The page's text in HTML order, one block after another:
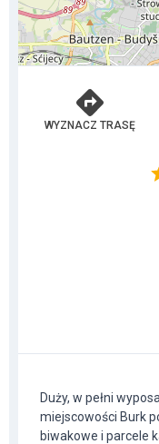
WYZNACZ TRASĘ
Duży, w pełni
miejscowości Burk
biwakowe i parcele